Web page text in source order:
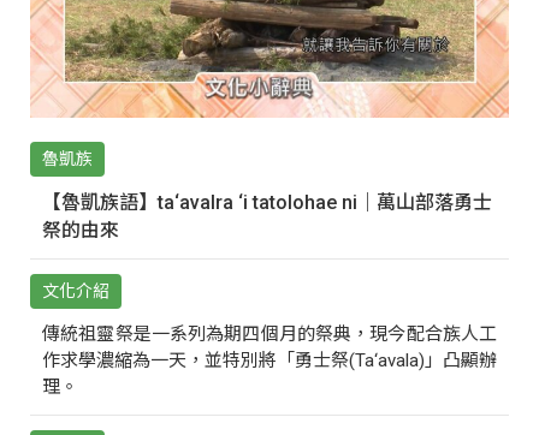
魯凱族
【魯凱族語】ta‘avalra ‘i tatolohae ni｜萬山部落勇士
祭的由來
文化介紹
傳統祖靈祭是一系列為期四個月的祭典，現今配合族人工
作求學濃縮為一天，並特別將「勇士祭(Ta‘avala)」凸顯辦
理。